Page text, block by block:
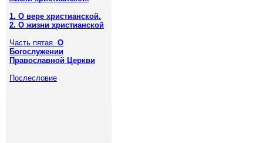
1. О вере христианской.
2. О жизни христианской
Часть пятая. О
Богослужении
Православной Церкви
Послесловие